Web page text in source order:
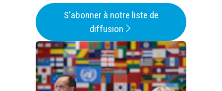
S'abonner à notre liste de
diffusion